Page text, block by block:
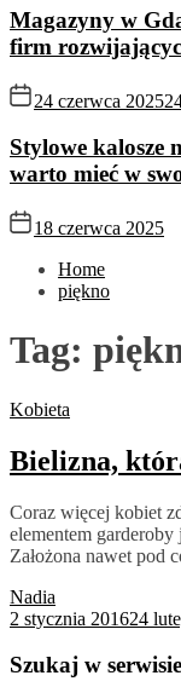
Magazyny w
firm
24 czerwca 2025
Stylowe kalosze
warto mieć w
18 czerwca 2025
Home
piękno
Tag:
Kobieta
Bielizna,
Coraz więcej kobiet
elementem
Założona nawet pod
Nadia
2 stycznia 201624
Szukaj w serwisie